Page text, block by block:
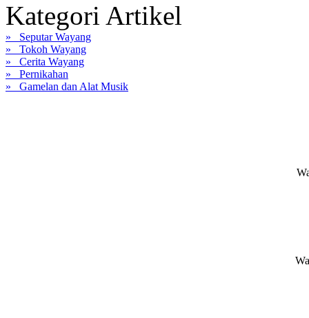
Kategori Artikel
» Seputar Wayang
» Tokoh Wayang
» Cerita Wayang
» Pernikahan
» Gamelan dan Alat Musik